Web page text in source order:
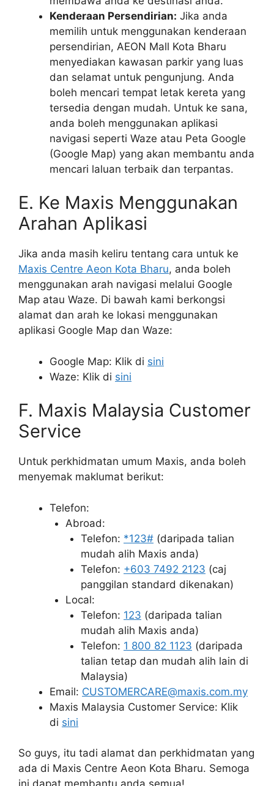
Kenderaan Persendirian: Jika anda
memilih untuk menggunakan kenderaan
persendirian, AEON Mall Kota Bharu
menyediakan kawasan parkir yang luas
dan selamat untuk pengunjung. Anda
boleh mencari tempat letak kereta yang
tersedia dengan mudah. Untuk ke sana,
anda boleh menggunakan aplikasi
navigasi seperti Waze atau Peta Google
(Google Map) yang akan membantu anda
mencari laluan terbaik dan terpantas.
E. Ke Maxis Menggunakan
Arahan Aplikasi
Jika anda masih keliru tentang cara untuk ke
Maxis Centre Aeon Kota Bharu, anda boleh
menggunakan arah navigasi melalui Google
Map atau Waze. Di bawah kami berkongsi
alamat dan arah ke lokasi menggunakan
aplikasi Google Map dan Waze:
Google Map: Klik di sini
Waze: Klik di sini
F. Maxis Malaysia Customer
Service
Untuk perkhidmatan umum Maxis, anda boleh
menyemak maklumat berikut:
Telefon:
Abroad:
Telefon: *123# (daripada talian
mudah alih Maxis anda)
Telefon: +603 7492 2123 (caj
panggilan standard dikenakan)
Local:
Telefon: 123 (daripada talian
mudah alih Maxis anda)
Telefon: 1 800 82 1123 (daripada
talian tetap dan mudah alih lain di
Malaysia)
Email: CUSTOMERCARE@maxis.com.my
Maxis Malaysia Customer Service: Klik
di sini
So guys, itu tadi alamat dan perkhidmatan yang
ada di Maxis Centre Aeon Kota Bharu. Semoga